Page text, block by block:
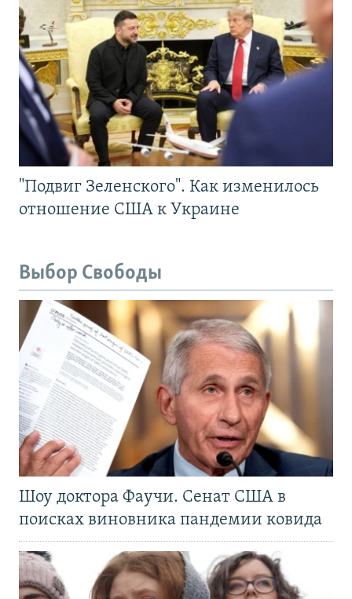
"Подвиг Зеленского". Как изменилось
отношение США к Украине
Выбор Свободы
Шоу доктора Фаучи. Сенат США в
поисках виновника пандемии ковида